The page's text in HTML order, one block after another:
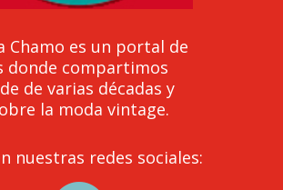
Chamo es un portal de
donde compartimos
de varias décadas y
la moda vintage.
nuestras redes sociales: